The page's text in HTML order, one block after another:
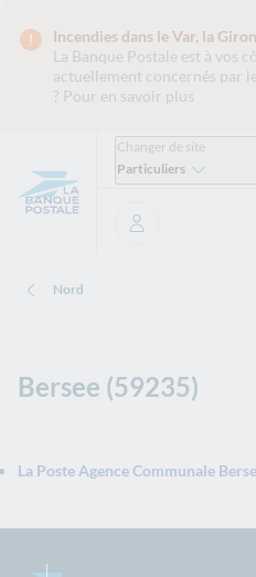
Incendies dans le Var, la
La Banque Postale est à vos
actuellement concernés par
? Pour en savoir plus
Changer de site
Particuliers
Se connecter
Nord
Bersee (59235)
La Poste Agence Communale